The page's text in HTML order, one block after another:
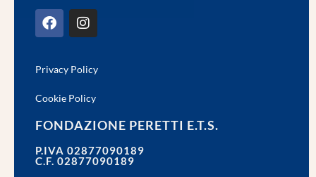
Privacy Policy
Cookie Policy
FONDAZIONE PERETTI E.T.S.
P.IVA 02877090189
C.F. 02877090189